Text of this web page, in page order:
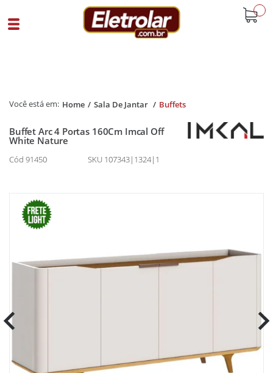
Home Sala De Jantar Buffets
Buffet Arc 4 Portas 160Cm Imcal Off
White Nature
Cód 91450 SKU 107343|1324|1